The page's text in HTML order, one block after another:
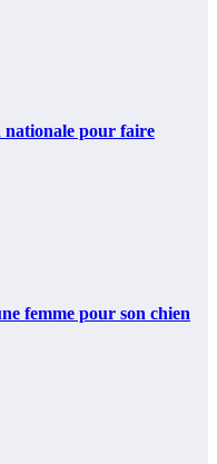
nationale pour faire
femme pour son chien